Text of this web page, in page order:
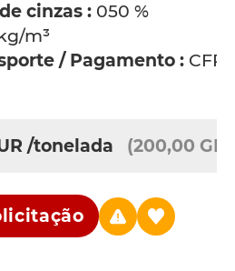
cinzas : 050 %
m³
/ Pagamento : CFR -
/tonelada (200,00